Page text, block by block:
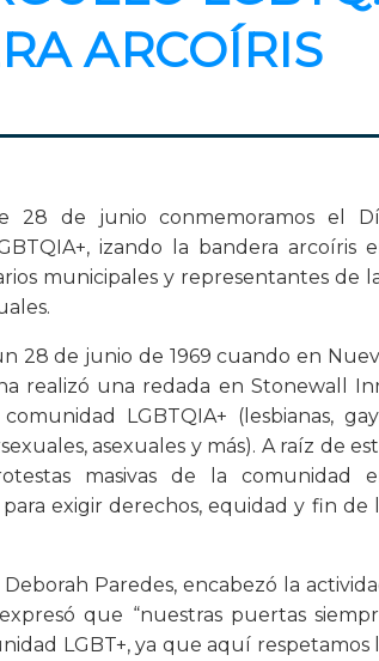
ARCOÍRIS
28 de junio conmemoramos el
izando la bandera arcoíris
municipales y representantes de
28 de junio de 1969 cuando en
realizó una redada en Stonewall
LGBTQIA+ (lesbianas,
asexuales y más). A raíz de
masivas de la comunidad
exigir derechos, equidad y fin de
Paredes, encabezó la
que “nuestras puertas
LGBT+, ya que aquí respetamos